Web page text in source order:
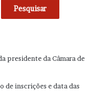
Pesquisar
presidente da Câmara de
de inscrições e data das